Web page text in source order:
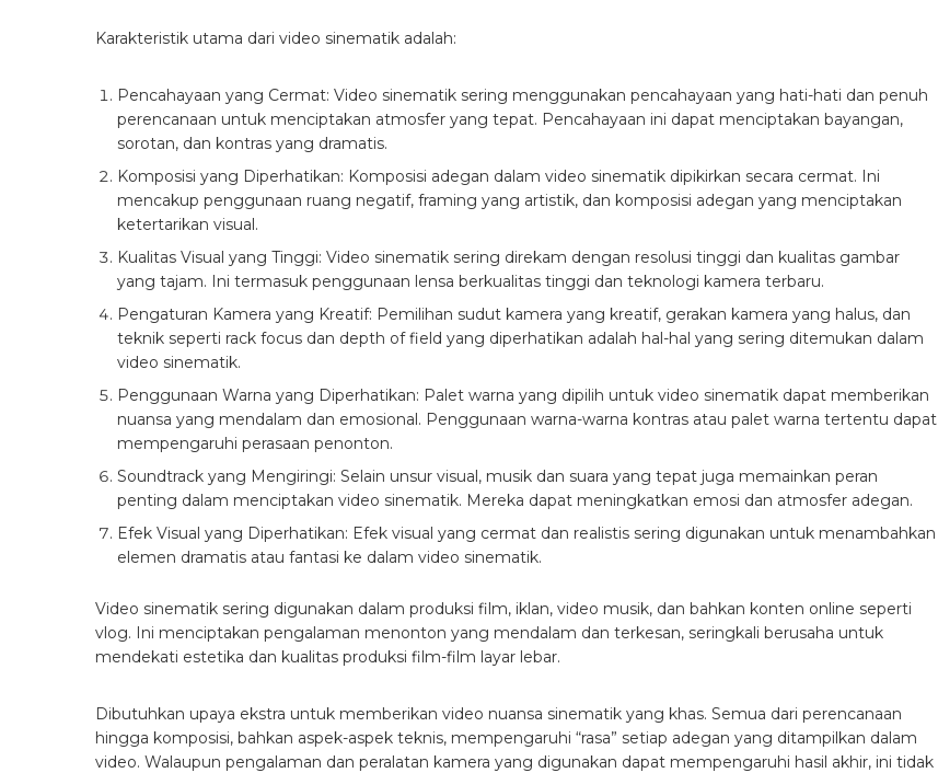
Karakteristik utama dari video sinematik adalah:
Pencahayaan yang Cermat: Video sinematik sering menggunakan pencahayaan yang hati-hati dan penuh
perencanaan untuk menciptakan atmosfer yang tepat. Pencahayaan ini dapat menciptakan bayangan,
sorotan, dan kontras yang dramatis.
Komposisi yang Diperhatikan: Komposisi adegan dalam video sinematik dipikirkan secara cermat. Ini
mencakup penggunaan ruang negatif, framing yang artistik, dan komposisi adegan yang menciptakan
ketertarikan visual.
Kualitas Visual yang Tinggi: Video sinematik sering direkam dengan resolusi tinggi dan kualitas gambar
yang tajam. Ini termasuk penggunaan lensa berkualitas tinggi dan teknologi kamera terbaru.
Pengaturan Kamera yang Kreatif: Pemilihan sudut kamera yang kreatif, gerakan kamera yang halus, dan
teknik seperti rack focus dan depth of field yang diperhatikan adalah hal-hal yang sering ditemukan dalam
video sinematik.
Penggunaan Warna yang Diperhatikan: Palet warna yang dipilih untuk video sinematik dapat memberikan
nuansa yang mendalam dan emosional. Penggunaan warna-warna kontras atau palet warna tertentu dapat
mempengaruhi perasaan penonton.
Soundtrack yang Mengiringi: Selain unsur visual, musik dan suara yang tepat juga memainkan peran
penting dalam menciptakan video sinematik. Mereka dapat meningkatkan emosi dan atmosfer adegan.
Efek Visual yang Diperhatikan: Efek visual yang cermat dan realistis sering digunakan untuk menambahkan
elemen dramatis atau fantasi ke dalam video sinematik.
Video sinematik sering digunakan dalam produksi film, iklan, video musik, dan bahkan konten online seperti
vlog. Ini menciptakan pengalaman menonton yang mendalam dan terkesan, seringkali berusaha untuk
mendekati estetika dan kualitas produksi film-film layar lebar.
Dibutuhkan upaya ekstra untuk memberikan video nuansa sinematik yang khas. Semua dari perencanaan
hingga komposisi, bahkan aspek-aspek teknis, mempengaruhi “rasa” setiap adegan yang ditampilkan dalam
video. Walaupun pengalaman dan peralatan kamera yang digunakan dapat mempengaruhi hasil akhir, ini tidak